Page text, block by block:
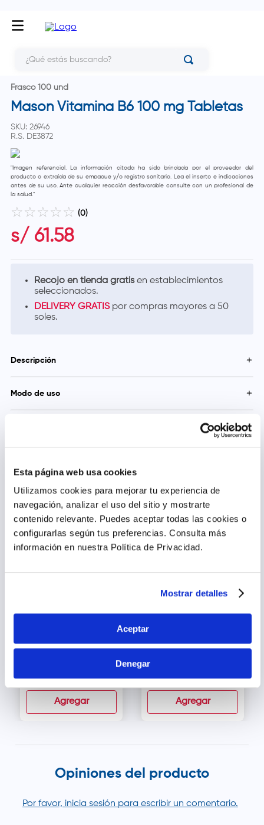
Esta página web usa cookies
Utilizamos cookies para mejorar tu experiencia de
navegación, analizar el uso del sitio y mostrarte
contenido relevante. Puedes aceptar todas las cookies o
configurarlas según tus preferencias. Consulta más
información en nuestra Política de Privacidad.
Mostrar detalles
Aceptar
Denegar
Frasco 100 und
Mason Vitamina B6 100 mg Tabletas
SKU: 26946
R.S. DE3872
"Imagen referencial. La información citada ha sido brindada por el proveedor del
producto o extraída de su empaque y/o registro sanitario. Lea el inserto e indicaciones
antes de su uso. Ante cualquier reacción desfavorable consulte con un profesional de
la salud."
☆ ☆ ☆ ☆ ☆ (0)
s/ 61 .58
Recojo en tienda gratisen establecimientos
seleccionados.
DELIVERY GRATISpor compras mayores a 50
soles.
Descripción
La vitamina B6 contribuye al buen funcionamiento del sistema
Modo de uso
Si está embarazada, amamantando, está tomando algún
médico antes de usar. Si ocurre alguna reacción adversa,
descontinúe su uso y consulte a su médico.
Productos relacionados
Drasanvi Complejo B +
s/ 54.00
Agregar
Soma B12 1000 mcg
s/ 80.00
Agregar
Opiniones del producto
Por favor, inicia sesión para escribir un comentario.